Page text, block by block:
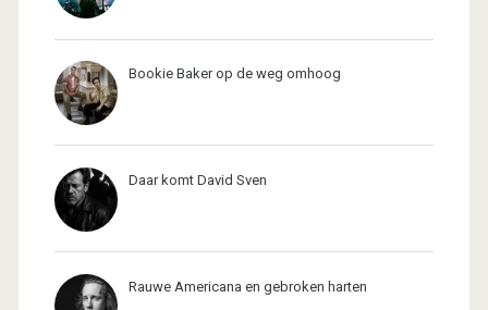
Bookie Baker op de weg omhoog
Daar komt David Sven
Rauwe Americana en gebroken harten